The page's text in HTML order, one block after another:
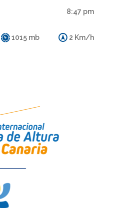
1015 mb 2 Km/h
8:47 pm